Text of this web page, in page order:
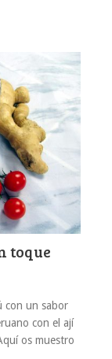
toque
con un sabor
con el ají
os muestro